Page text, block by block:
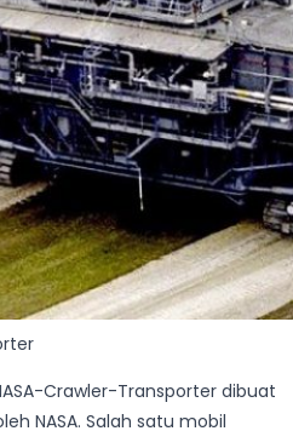
Crawler-Transporter dibuat
NASA. Salah satu mobil